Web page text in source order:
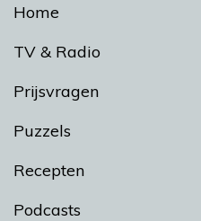
Home
TV & Radio
Prijsvragen
Puzzels
Recepten
Podcasts